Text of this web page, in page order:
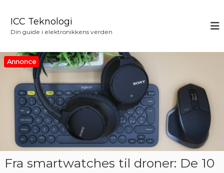
l
ICC Teknologi
Din guide i elektronikkens verden
Annonce
Fra smartwatches til droner: De 10